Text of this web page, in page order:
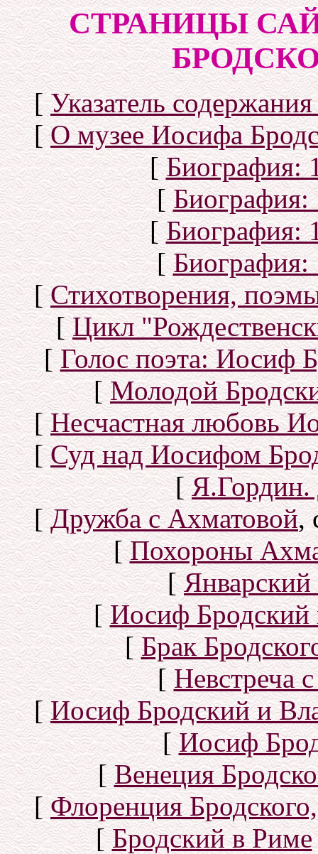
СТРАНИЦЫ
[Указатель
[О музее Иосифа
[Биография:
[Биография:
[Биография:
[Биография:
[Стихотворения,
[Цикл
[Голос поэта: Иосиф
[Молодой
[Несчастная любовь
[Суд над Иосифом
[Я.Гордин.
[Дружба с Ахматовой,
[Похороны
[Январский
[Иосиф Бродский
[Брак
[Невстреча
[Иосиф Бродский и
[Иосиф
[Венеция
[Флоренция
[Бродский в Риме